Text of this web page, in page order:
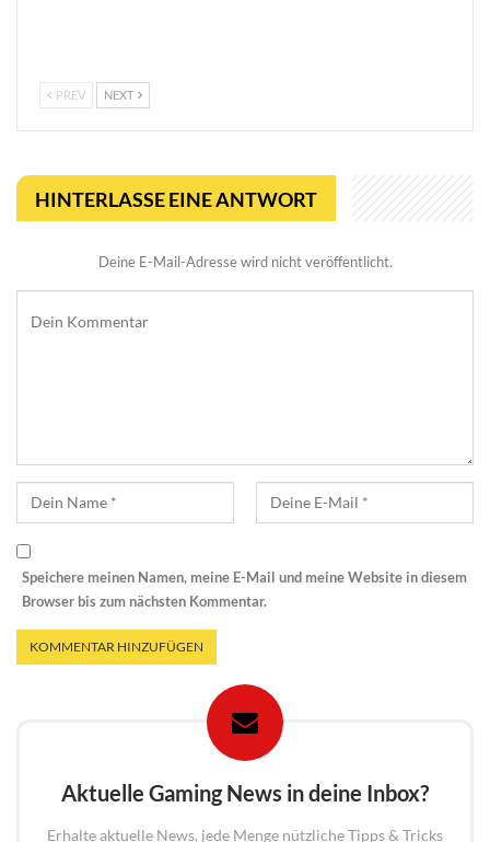
PREV NEXT
HINTERLASSE EINE ANTWORT
Deine E-Mail-Adresse wird nicht veröffentlicht.
Speichere meinen Namen, meine E-Mail und meine Website in diesem
Browser bis zum nächsten Kommentar.
Aktuelle Gaming News in deine Inbox?
Erhalte aktuelle News, jede Menge nützliche Tipps & Tricks